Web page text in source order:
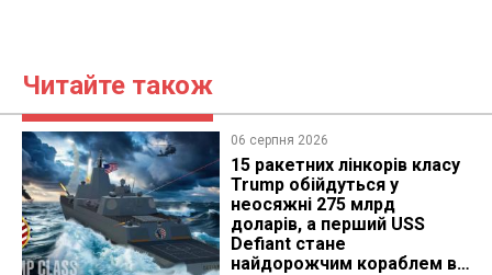
Читайте також
06 серпня 2026
15 ракетних лінкорів класу
Trump обійдуться у
неосяжні 275 млрд
доларів, а перший USS
Defiant стане
найдорожчим кораблем в